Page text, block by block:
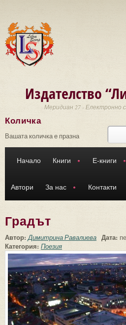
Издателство
Меридиан 27 - Електронно
Количка
Вашата количка е празна
Начало Книги Е-книги
Автори За нас Контакти
Градът
Автор:Димитрина Равалиева Дата:
Категория: Поезия